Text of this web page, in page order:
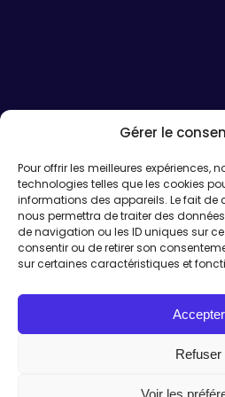
Gérer le
Pour offrir les meilleures expériences,
technologies telles que les cookies
informations des appareils. Le fait de
nous permettra de traiter des
de navigation ou les ID uniques sur
consentir ou de retirer son
sur certaines caractéristiques et
Accepter
Refuser
Voir les